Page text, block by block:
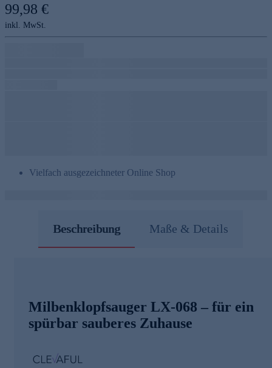
99,98 €
inkl. MwSt.
Vielfach ausgezeichneter Online Shop
Beschreibung Maße & Details
Milbenklopfsauger LX-068 – für ein
spürbar sauberes Zuhause